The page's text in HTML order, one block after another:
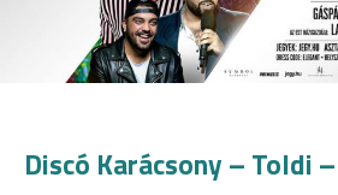
Discó Karácsony – Toldi